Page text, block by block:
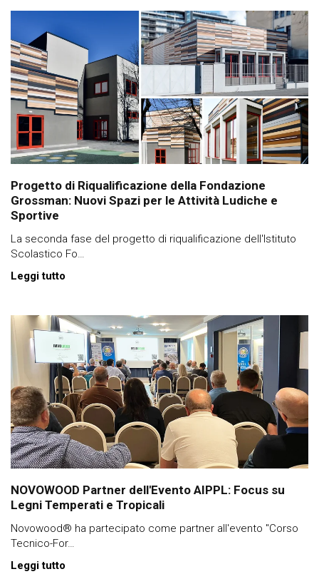
Progetto di Riqualificazione della Fondazione
Grossman: Nuovi Spazi per le Attività Ludiche e
Sportive
La seconda fase del progetto di riqualificazione dell'Istituto
Scolastico Fo…
Leggi tutto
NOVOWOOD Partner dell'Evento AIPPL: Focus su
Legni Temperati e Tropicali
Novowood® ha partecipato come partner all'evento "Corso
Tecnico-For…
Leggi tutto